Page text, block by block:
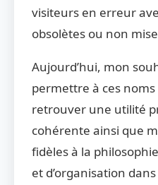
visiteurs en erreur
obsolètes ou non
Aujourd’hui, mon
permettre à ces
retrouver une utilité
cohérente ainsi que
fidèles à la
et d’organisation